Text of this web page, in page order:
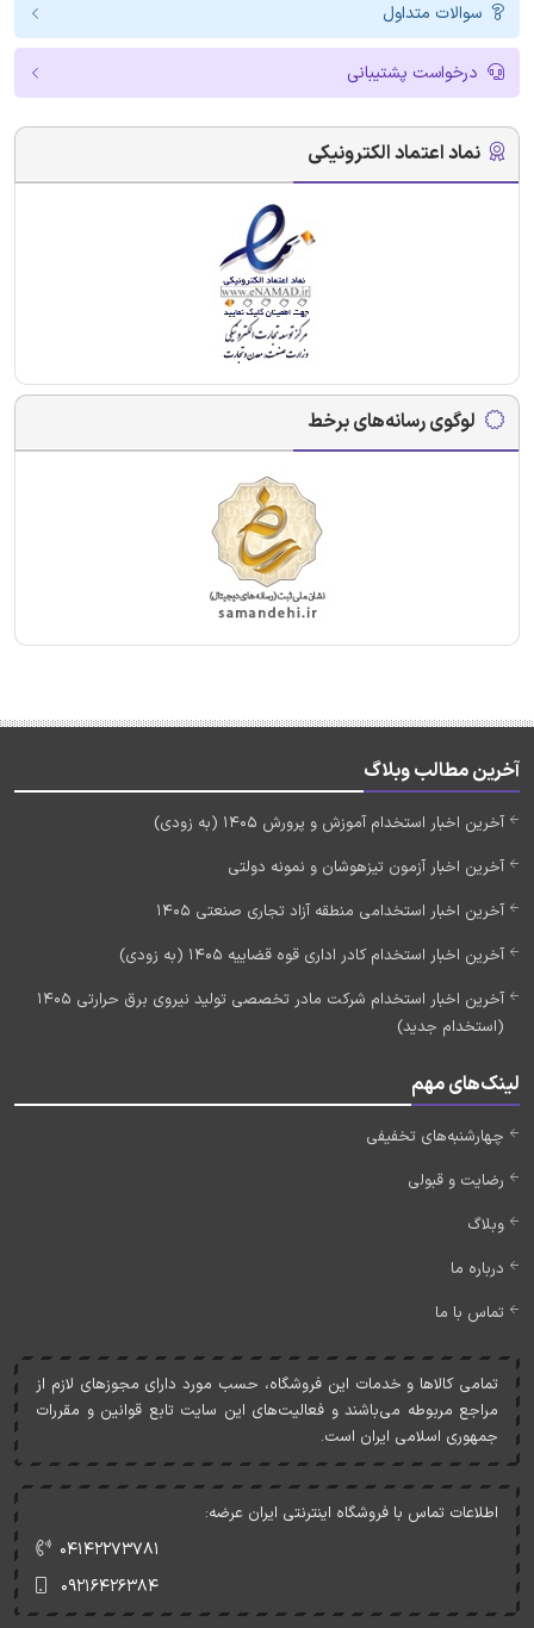
سوالات متداول
درخواست پشتیبانی
نماد اعتماد الکترونیکی
لوگوی رسانه‌های برخط
آخرین مطالب وبلاگ
آخرین اخبار استخدام آموزش و پرورش 1405 (به زودی)
آخرین اخبار آزمون تیزهوشان و نمونه دولتی
آخرین اخبار استخدامی منطقه آزاد تجاری صنعتی 1405
آخرین اخبار استخدام کادر اداری قوه قضاییه 1405 (به زودی)
آخرین اخبار استخدام شرکت مادر تخصصی تولید نیروی برق حرارتی 1405
(استخدام جدید)
لینک‌های مهم
چهارشنبه‌های تخفیفی
رضایت و قبولی
وبلاگ
درباره ما
تماس با ما
تمامی کالاها و خدمات اين فروشگاه، حسب مورد دارای مجوزهای لازم از
مراجع مربوطه می‌باشند و فعاليت‌های اين سايت تابع قوانين و مقررات
جمهوری اسلامی ايران است.
اطلاعات تماس با فروشگاه اینترنتی ایران عرضه:
۰۴۱۴۲۲۷۳۷۸۱
۰۹۲۱۶۴۲۶۳۸۴